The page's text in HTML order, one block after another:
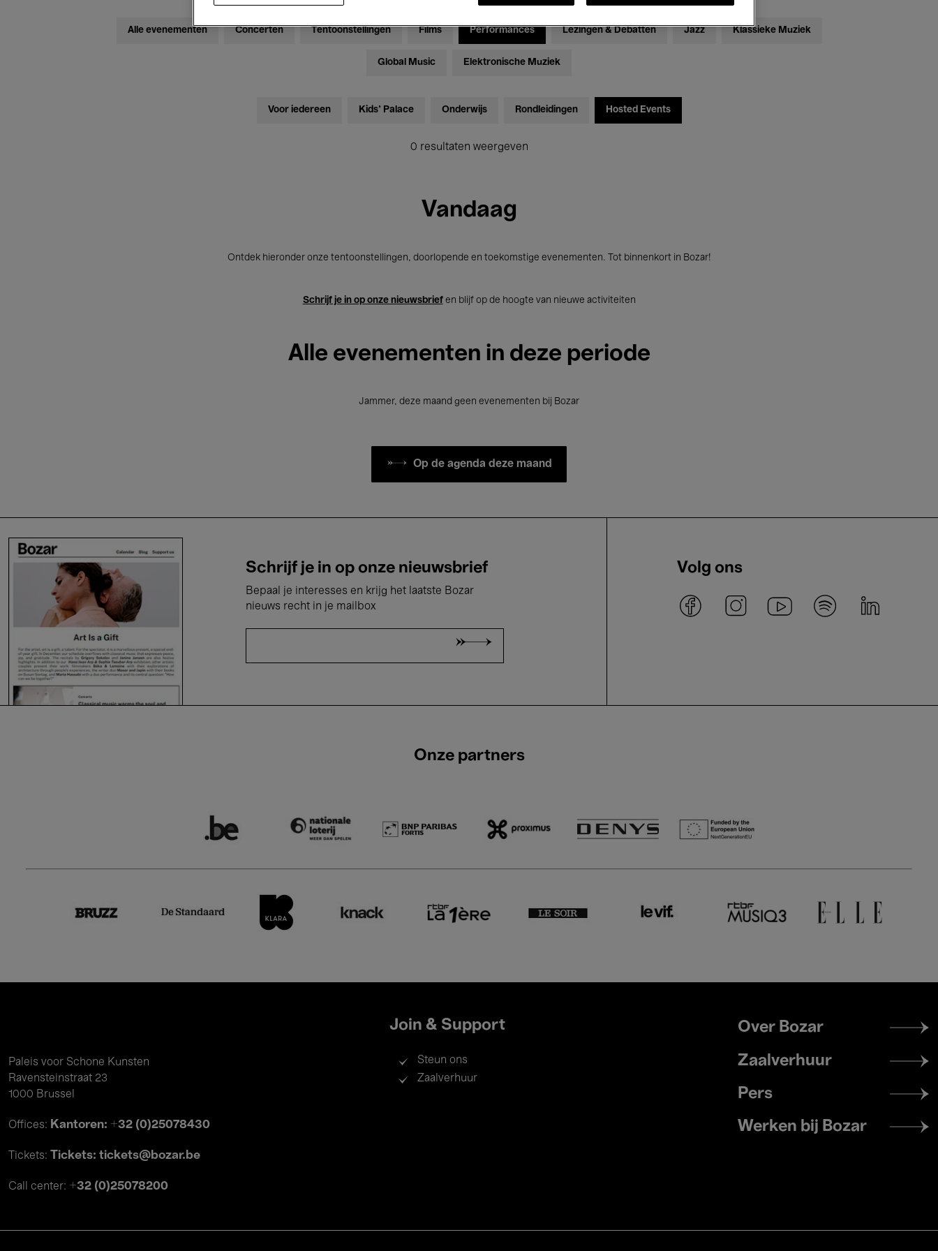
Alle evenementen Concerten Tentoonstellingen Films Performances Lezingen & Debatten Jazz Klassieke Muziek
Global Music Elektronische Muziek
Voor iedereen Kids’ Palace Onderwijs Rondleidingen Hosted Events
0 resultaten weergeven
Vandaag
Ontdek hieronder onze tentoonstellingen, doorlopende en toekomstige evenementen. Tot binnenkort in Bozar!
Schrijf je in op onze nieuwsbriefen blijf op de hoogte van nieuwe activiteiten
Alle evenementen in deze periode
Jammer, deze maand geen evenementen bij Bozar
Op de agenda deze maand
Schrijf je in op onze nieuwsbrief
Bepaal je interesses en krijg het laatste Bozar
nieuws recht in je mailbox
Volg ons
Onze partners
Paleis voor Schone Kunsten
Ravensteinstraat 23
1000 Brussel
Offices: Kantoren: +32 (0)25078430
Tickets: Tickets: tickets@bozar.be
Call center: +32 (0)25078200
Join & Support
Steun ons
Zaalverhuur
Footer
menu
Over Bozar
Zaalverhuur
Pers
Werken bij Bozar